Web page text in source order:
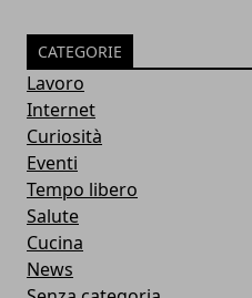
CATEGORIE
Lavoro
Internet
Curiosità
Eventi
Tempo libero
Salute
Cucina
News